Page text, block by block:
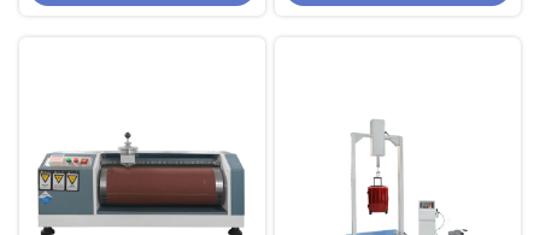
Wielschuring de Machine